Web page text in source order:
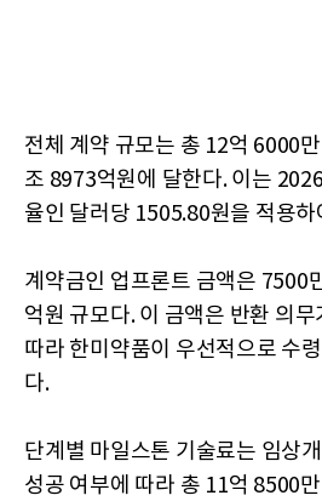
전체 계약 규모는 총 12억 6000
조 8973억원에 달한다. 이는
율인 달러당 1505.80원을 적용
계약금인 업프론트 금액은 7500
억원 규모다. 이 금액은 반환 의무
따라 한미약품이 우선적으로 수
다.
단계별 마일스톤 기술료는 임상
성공 여부에 따라 총 11억 8500